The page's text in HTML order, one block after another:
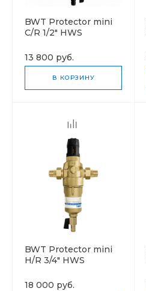
BWT Protector mini
C/R 1/2" HWS
13 800 руб.
В КОРЗИНУ
BWT Protector mini
H/R 3/4" HWS
18 000 руб.